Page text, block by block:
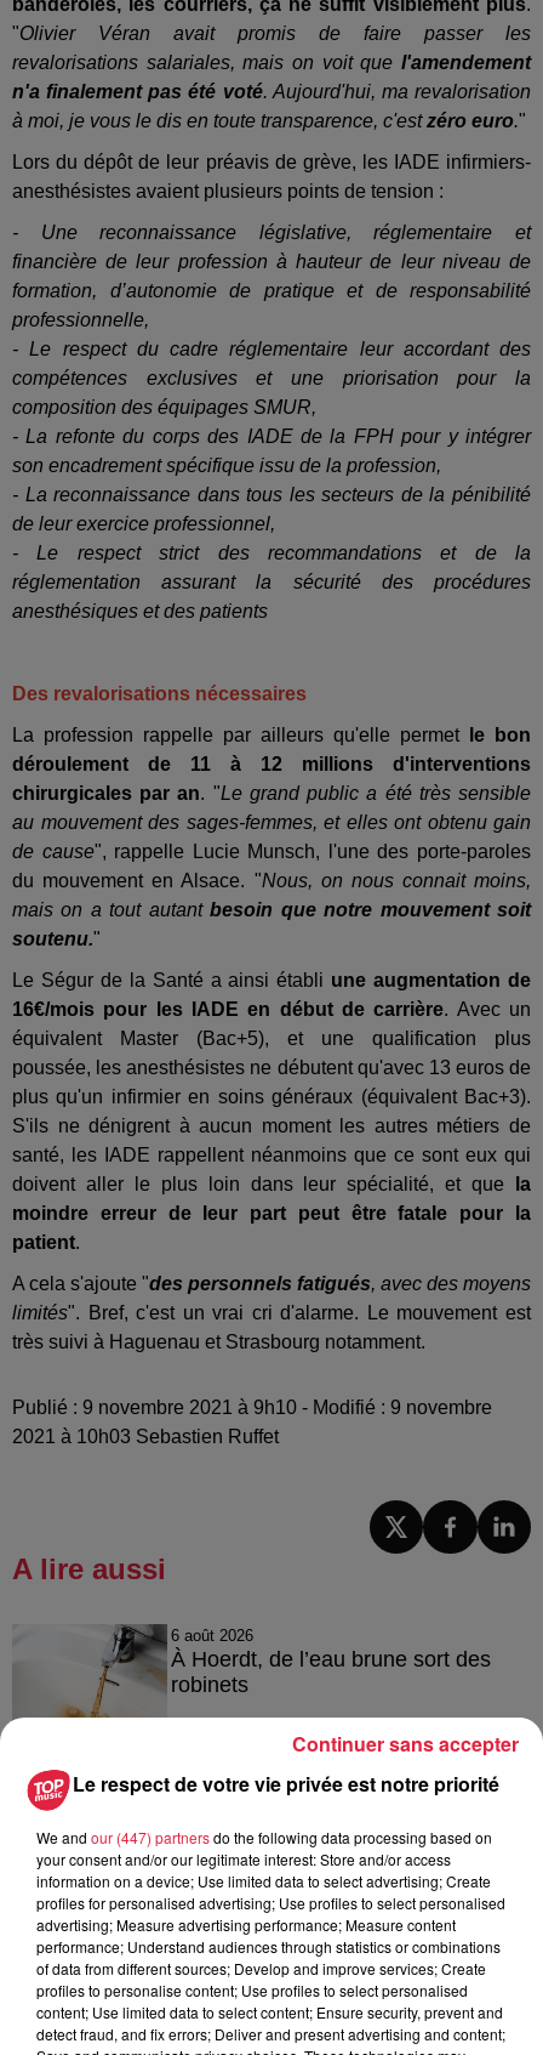
"Olivier Véran avait promis de faire passer les
revalorisations salariales, mais on voit que l'amendement
n'a finalement pas été voté. Aujourd'hui, ma revalorisation
à moi, je vous le dis en toute transparence, c'estzéro euro."
Lors du dépôt de leur préavis de grève, les IADE infirmiers-
anesthésistes avaient plusieurs points de tension :
- Une reconnaissance législative, réglementaire et
financière de leur profession à hauteur de leur niveau de
formation, d’autonomie de pratique et de responsabilité
professionnelle,
- Le respect du cadre réglementaire leur accordant des
compétences exclusives et une priorisation pour la
composition des équipages SMUR,
- La refonte du corps des IADE de la FPH pour y intégrer
son encadrement spécifique issu de la profession,
- La reconnaissance dans tous les secteurs de la pénibilité
de leur exercice professionnel,
- Le respect strict des recommandations et de la
réglementation assurant la sécurité des procédures
anesthésiques et des patients
Des revalorisations nécessaires
La profession rappelle par ailleurs qu'elle permet
le bon
déroulement de 11 à 12 millions d'interventions
chirurgicales par an. "Le grand public a été très sensible
au mouvement des sages-femmes, et elles ont obtenu gain
de cause", rappelle Lucie Munsch, l'une des porte-paroles
du mouvement en Alsace. "Nous, on nous connait moins,
mais on a tout autantbesoin que notre mouvement soit
soutenu."
Le Ségur de la Santé a ainsi établi une augmentation de
16€/mois pour les IADE en début de carrière. Avec un
équivalent Master (Bac+5), et une qualification plus
poussée, les anesthésistes ne débutent qu'avec 13 euros de
plus qu'un infirmier en soins généraux (équivalent Bac+3).
S'ils ne dénigrent à aucun moment les autres métiers de
santé, les IADE rappellent néanmoins que ce sont eux qui
doivent aller le plus loin dans leur spécialité, et que la
moindre erreur de leur part peut être fatale pour la
patient.
A cela s'ajoute "des personnels fatigués, avec des moyens
limités". Bref, c'est un vrai cri d'alarme. Le mouvement est
très suivi à Haguenau et Strasbourg notamment.
Publié : 9 novembre 2021 à 9h10 - Modifié : 9 novembre
2021 à 10h03 Sebastien Ruffet
A lire aussi
6 août 2026
À Hoerdt, de l’eau brune sort des
robinets
6 août 2026
Catherine Trautmann réagit
Au zoo de Mulhouse : rencontre
avec les flamants rouges
Le respect de votre vie privée est notre priorité
We and our (447) partnersdo the following data processing based on
your consent and/or our legitimate interest: Store and/or access
information on a device; Use limited data to select advertising; Create
profiles for personalised advertising; Use profiles to select personalised
advertising; Measure advertising performance; Measure content
performance; Understand audiences through statistics or combinations
of data from different sources; Develop and improve services; Create
profiles to personalise content; Use profiles to select personalised
content; Use limited data to select content; Ensure security, prevent and
detect fraud, and fix errors; Deliver and present advertising and content;
Continuer sans accepter